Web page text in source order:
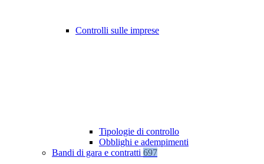
Controlli sulle imprese
Tipologie di controllo
Obblighi e adempimenti
Bandi di gara e contratti 697